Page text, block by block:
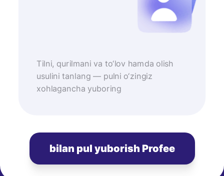
Tilni, qurilmani va to‘lov hamda olish
usulini tanlang — pulni o‘zingiz
xohlagancha yuboring
bilan pul yuborish Profee